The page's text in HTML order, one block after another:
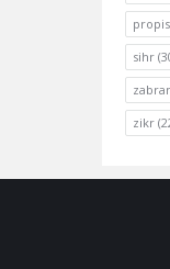
sihr
zikr